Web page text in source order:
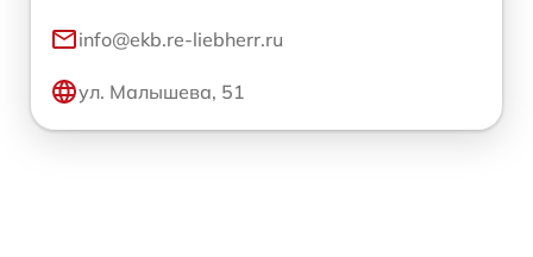
info@ekb.re-liebherr.ru
ул. Малышева, 51